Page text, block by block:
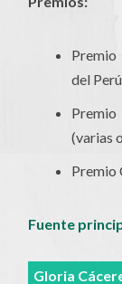
Premio
del
(varias
Premio
Fuente
Gloria